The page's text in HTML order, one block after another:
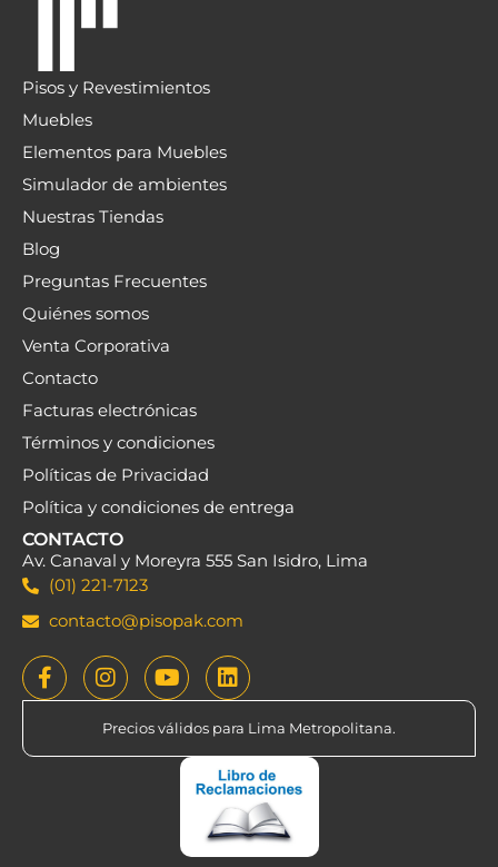
Pisos y Revestimientos
Muebles
Elementos para Muebles
Simulador de ambientes
Nuestras Tiendas
Blog
Preguntas Frecuentes
Quiénes somos
Venta Corporativa
Contacto
Facturas electrónicas
Términos y condiciones
Políticas de Privacidad
Política y condiciones de entrega
CONTACTO
Av. Canaval y Moreyra 555 San Isidro, Lima
(01) 221-7123
contacto@pisopak.com
Precios válidos para Lima Metropolitana.